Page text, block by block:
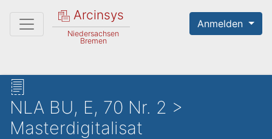
Arcinsys
Niedersachsen
Bremen
Anmelden
NLA BU, E, 70 Nr. 2 >
Masterdigitalisat